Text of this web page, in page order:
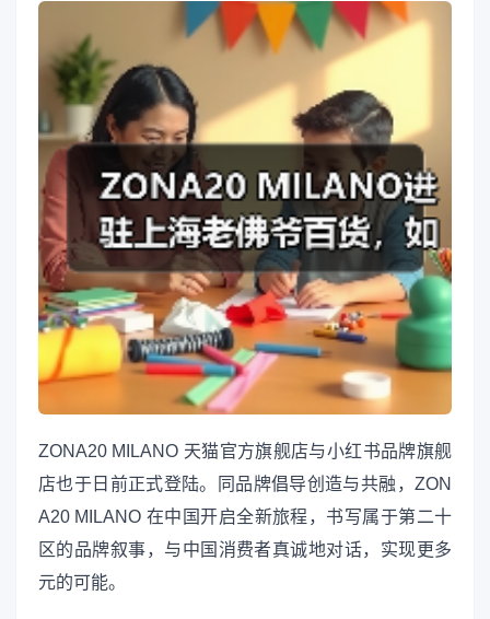
ZONA20 MILANO 天猫官方旗舰店与小红书品牌旗舰
店也于日前正式登陆。同品牌倡导创造与共融，ZON
A20 MILANO 在中国开启全新旅程，书写属于第二十
区的品牌叙事，与中国消费者真诚地对话，实现更多
元的可能。